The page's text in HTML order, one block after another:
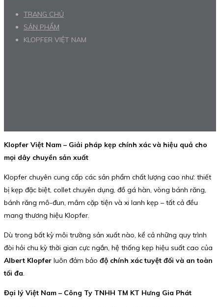
TRANG CHỦ
SẢN PHẨM
KLOPFER VIỆT NAM
Klopfer Việt Nam – Giải pháp kẹp chính xác và hiệu quả cho
mọi dây chuyền sản xuất
Klopfer chuyên cung cấp các sản phẩm chất lượng cao như: thiết
bị kẹp đặc biệt, collet chuyên dụng, đồ gá hàn, vòng bánh răng,
bánh răng mô-đun, mâm cặp tiện và xi lanh kẹp – tất cả đều
mang thương hiệu Klopfer.
Dù trong bất kỳ môi trường sản xuất nào, kể cả những quy trình
đòi hỏi chu kỳ thời gian cực ngắn, hệ thống kẹp hiệu suất cao của
Albert Klopfer luôn đảm bảo độ chính xác tuyệt đối và an toàn
tối đa.
Đại lý Việt Nam – Công Ty TNHH TM KT Hưng Gia Phát